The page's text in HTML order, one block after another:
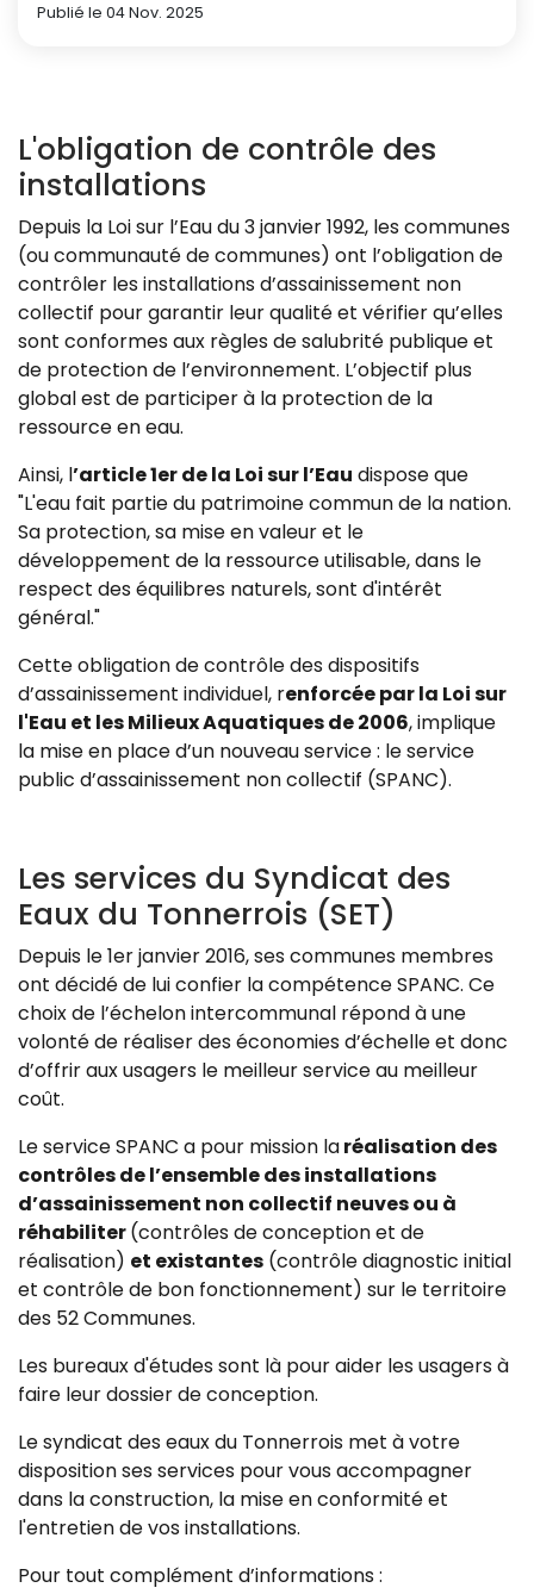
Publié le 04 Nov. 2025
L'obligation de contrôle des
installations
Depuis la Loi sur l’Eau du 3 janvier 1992, les communes
(ou communauté de communes) ont l’obligation de
contrôler les installations d’assainissement non
collectif pour garantir leur qualité et vérifier qu’elles
sont conformes aux règles de salubrité publique et
de protection de l’environnement. L’objectif plus
global est de participer à la protection de la
ressource en eau.
Ainsi, l’article 1er de la Loi sur l’Eau dispose que
"L'eau fait partie du patrimoine commun de la nation.
Sa protection, sa mise en valeur et le
développement de la ressource utilisable, dans le
respect des équilibres naturels, sont d'intérêt
général."
Cette obligation de contrôle des dispositifs
d’assainissement individuel, renforcée par la Loi sur
l'Eau et les Milieux Aquatiques de 2006, implique
la mise en place d’un nouveau service : le service
public d’assainissement non collectif (SPANC).
Les services du Syndicat des
Eaux du Tonnerrois (SET)
Depuis le 1er janvier 2016, ses communes membres
ont décidé de lui confier la compétence SPANC. Ce
choix de l’échelon intercommunal répond à une
volonté de réaliser des économies d’échelle et donc
d’offrir aux usagers le meilleur service au meilleur
coût.
Le service SPANC a pour mission laréalisation des
contrôles de l’ensemble des installations
d’assainissement non collectif neuves ou à
réhabiliter(contrôles de conception et de
réalisation) et existantes (contrôle diagnostic initial
et contrôle de bon fonctionnement) sur le territoire
des 52 Communes.
Les bureaux d'études sont là pour aider les usagers à
faire leur dossier de conception.
Le syndicat des eaux du Tonnerrois met à votre
disposition ses services pour vous accompagner
dans la construction, la mise en conformité et
l'entretien de vos installations.
Pour tout complément d’informations :